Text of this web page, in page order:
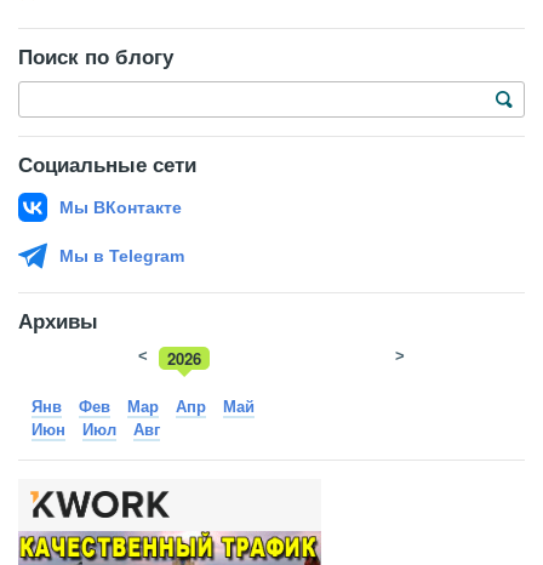
Поиск по блогу
Социальные сети
Мы ВКонтакте
Мы в Telegram
Архивы
2026
2025
< >
Янв Фев Мар Апр
Май
Июн
Июл Авг